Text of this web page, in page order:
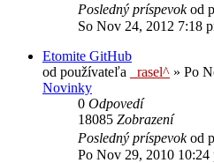
Posledný príspevokod
So Nov 24, 2012 7:18
Etomite GitHub
od používateľa
_rasel^ » Po
Novinky
0 Odpovedí
18085 Zobrazení
Posledný príspevokod
Po Nov 29, 2010 10:24